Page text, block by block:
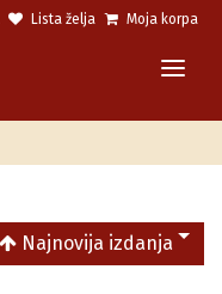
Lista želja Moja korpa
Najnovija izdanja